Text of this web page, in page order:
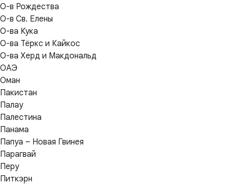
О-в Рождества
О-в Св. Елены
О-ва Кука
О-ва Тёркс и Кайкос
О-ва Херд и Макдональд
ОАЭ
Оман
Пакистан
Палау
Палестина
Панама
Папуа – Новая Гвинея
Парагвай
Перу
Питкэрн